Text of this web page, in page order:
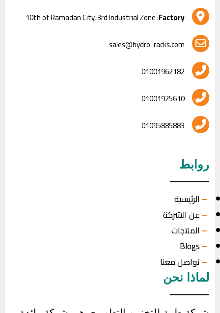
Factory
: 10th of Ramadan City, 3rd Industrial Zone
sales@hydro-racks.com
01001962182
01001925610
01095885883
روابط
الرئيسية
عن الشركة
المنتجات
Blogs
تواصل معنا
لماذا نحن